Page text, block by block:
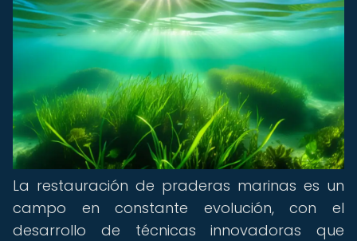
La restauración de praderas marinas es un
campo en constante evolución, con el
desarrollo de técnicas innovadoras que